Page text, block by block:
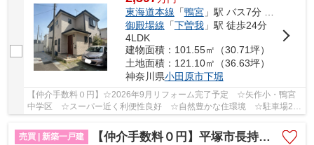
東海道本線 「鴨宮」駅 バス7分 「下堀入口」 停歩9分
御殿場線 「下曽我」駅 徒歩24分
4LDK
建物面積：101.55㎡（30.71坪）
土地面積：121.10㎡（36.63坪）
神奈川県小田原市下堀
【仲介手数料０円】☆2026年9月リフォーム完了予定 ☆矢作小・鴨宮
中学区 ☆スーパー近く利便性良好 ☆自然豊かな住環境 ☆駐車場2台
売買 | 新築一戸建
【仲介手数料０円】平塚市長持第15 新築一戸建て